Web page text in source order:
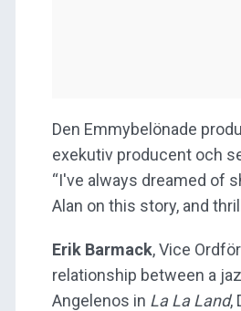
Den Emmybelönade
exekutiv producent och
“I've always dreamed of
Alan on this story, and
Erik Barmack, Vice
relationship between a
Angelenos in La La Land,